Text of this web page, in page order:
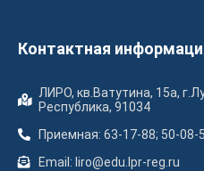
Контактная
ЛИРО, кв.Ватутина, 15а,
Республика, 91034
Приемная: 63-17-88; 50-08-
Email: liro@edu.lpr-reg.ru